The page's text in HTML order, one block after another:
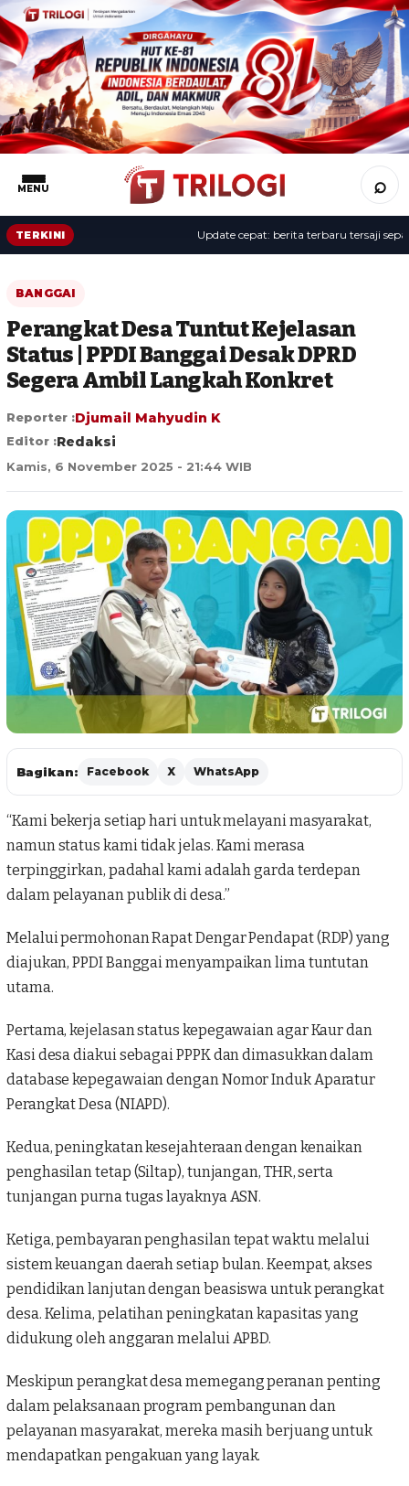
MENU ⌕
TERKINI Update cepat: berita terbaru tersaji
BANGGAI
Perangkat Desa Tuntut Kejelasan
Status | PPDI Banggai Desak DPRD
Segera Ambil Langkah Konkret
Reporter :Djumail Mahyudin K
Editor :Redaksi
Kamis, 6 November 2025 - 21:44 WIB
Bagikan: Facebook X WhatsApp
“Kami bekerja setiap hari untuk melayani masyarakat,
namun status kami tidak jelas. Kami merasa
terpinggirkan, padahal kami adalah garda terdepan
dalam pelayanan publik di desa.”
Melalui permohonan Rapat Dengar Pendapat (RDP) yang
diajukan,PPDI Banggaimenyampaikan lima tuntutan
utama.
Pertama, kejelasan status kepegawaian agar Kaur dan
Kasi desa diakui sebagai PPPK dan dimasukkan dalam
database kepegawaian dengan Nomor Induk Aparatur
Perangkat Desa (NIAPD).
Kedua, peningkatan kesejahteraan dengan kenaikan
penghasilan tetap (Siltap), tunjangan, THR, serta
tunjangan purna tugas layaknya ASN.
Ketiga, pembayaran penghasilan tepat waktu melalui
sistem keuangan daerah setiap bulan. Keempat, akses
pendidikan lanjutan dengan beasiswa untuk perangkat
desa. Kelima, pelatihan peningkatan kapasitas yang
didukung oleh anggaran melalui APBD.
Meskipun perangkat desa memegang peranan penting
dalam pelaksanaan program pembangunan dan
pelayanan masyarakat, mereka masih berjuang untuk
mendapatkan pengakuan yang layak.